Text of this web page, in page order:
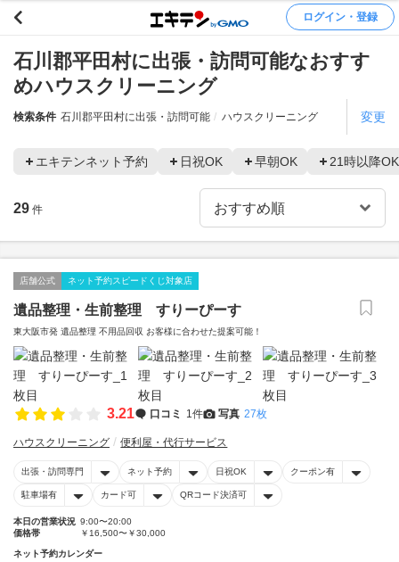
ログイン・登録
石川郡平田村に出張・訪問可能なおすす
めハウスクリーニング
検索条件 石川郡平田村に出張・訪問可能 ハウスクリーニング 変更
エキテンネット予約 日祝OK 早朝OK 21時以降OK
29 件
店舗公式 ネット予約スピードくじ対象店
遺品整理・生前整理 すりーぴーす
東大阪市発 遺品整理 不用品回収 お客様に合わせた提案可能！
3.21 口コミ 1件 写真 27枚
ハウスクリーニング 便利屋・代行サービス
出張・訪問専門 ネット予約 日祝OK クーポン有
駐車場有 カード可 QRコード決済可
本日の営業状況 9:00〜20:00
価格帯
￥16,500〜￥30,000
ネット予約カレンダー